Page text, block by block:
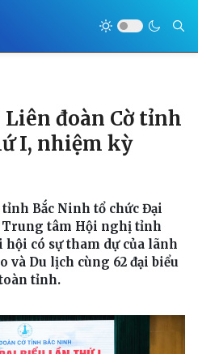
đoàn Cờ tỉnh
I, nhiệm kỳ
tỉnh Bắc Ninh tổ chức Đại
tâm Hội nghị tỉnh
hội có sự tham dự của lãnh
và Du lịch cùng 62 đại biểu
tỉnh.